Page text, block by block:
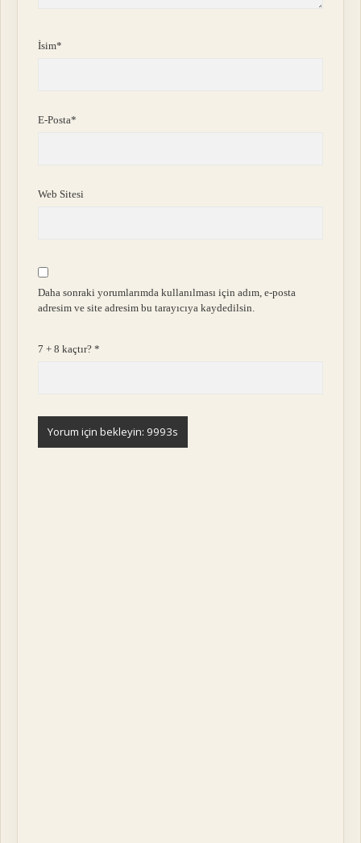
İsim*
E-Posta*
Web Sitesi
Daha sonraki yorumlarımda kullanılması için adım, e-posta
adresim ve site adresim bu tarayıcıya kaydedilsin.
7 + 8 kaçtır?*